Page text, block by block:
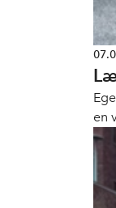
en